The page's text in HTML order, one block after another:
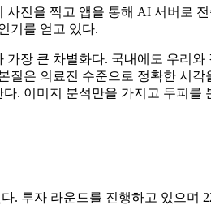
진을 찍고 앱을 통해 AI 서버로
기를 얻고 있다.
장 큰 차별화다. 국내에도 우리
질은 의료진 수준으로 정확한 시
. 이미지 분석만을 가지고 두피
. 투자 라운드를 진행하고 있으